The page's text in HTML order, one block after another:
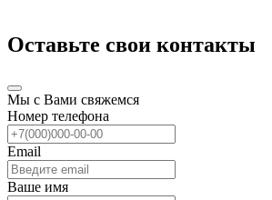
Оставьте свои контакты
Мы с Вами свяжемся
Номер телефона
Email
Ваше имя